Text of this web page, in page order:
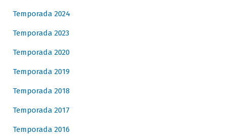
Temporada 2024
Temporada 2023
Temporada 2020
Temporada 2019
Temporada 2018
Temporada 2017
Temporada 2016